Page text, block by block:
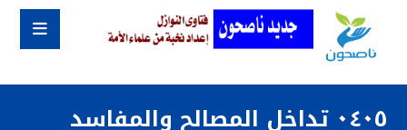
٠٤٠٥ تداخل المصالح والمفاسد